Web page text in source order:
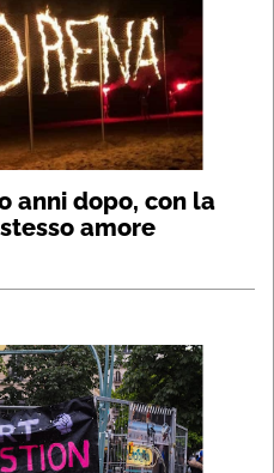
anni dopo, con la
amore